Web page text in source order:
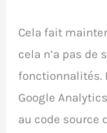
Cela fait
cela n’a pas de
fonctionnalités.
Google
au code source